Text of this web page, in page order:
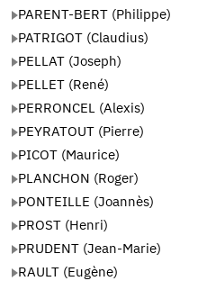
PARENT-BERT (Philippe)
PATRIGOT (Claudius)
PELLAT (Joseph)
PELLET (René)
PERRONCEL (Alexis)
PEYRATOUT (Pierre)
PICOT (Maurice)
PLANCHON (Roger)
PONTEILLE (Joannès)
PROST (Henri)
PRUDENT (Jean-Marie)
RAULT (Eugène)